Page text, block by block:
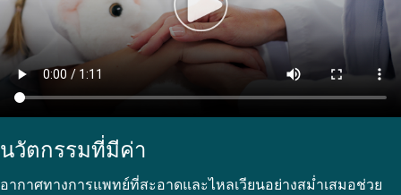
นวัตกรรมที่มีค่า
อากาศทางการแพทย์ที่สะอาดและไหลเวียนอย่างสม่ำเสมอช่วย